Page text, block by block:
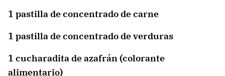
1 pastilla de concentrado de carne
1 pastilla de concentrado de verduras
1 cucharadita de azafrán (colorante
alimentario)